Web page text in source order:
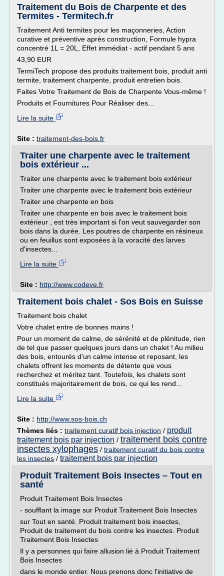
Traitement du Bois de Charpente et des
Termites - Termitech.fr
Traitement Anti termites pour les maçonneries, Action
curative et préventive après construction, Formule hypra
concentré 1L = 20L, Effet immédiat - actif pendant 5 ans
43,90 EUR
TermiTech propose des produits traitement bois, produit anti
termite, traitement charpente, produit entretien bois.
Faites Votre Traitement de Bois de Charpente Vous-même !
Produits et Fournitures Pour Réaliser des...
Lire la suite
Site : traitement-des-bois.fr
Traiter une charpente avec le traitement
bois extérieur ...
Traiter une charpente avec le traitement bois extérieur
Traiter une charpente avec le traitement bois extérieur
Traiter une charpente en bois
Traiter une charpente en bois avec le traitement bois
extérieur , est très important si l'on veut sauvegarder son
bois dans la durée. Les poutres de charpente en résineux
ou en feuillus sont exposées à la voracité des larves
d'insectes...
Lire la suite
Site : http://www.codeve.fr
Traitement bois chalet - Sos Bois en Suisse
Traitement bois chalet
Votre chalet entre de bonnes mains !
Pour un moment de calme, de sérénité et de plénitude, rien
de tel que passer quelques jours dans un chalet ! Au milieu
des bois, entourés d'un calme intense et reposant, les
chalets offrent les moments de détente que vous
recherchez et méritez tant. Toutefois, les chalets sont
constitués majoritairement de bois, ce qui les rend...
Lire la suite
Site : http://www.sos-bois.ch
Thèmes liés : traitement curatif bois injection / produit
traitement bois par injection / traitement bois contre
insectes xylophages / traitement curatif du bois contre
les insectes / traitement bois par injection
Produit Traitement Bois Insectes – Tout en
santé
Produit Traitement Bois Insectes
- soufflant la image sur Produit Traitement Bois Insectes
sur Tout en santé. Produit traitement bois insectes,
Produit de traitement du bois contre les insectes. Produit
Traitement Bois Insectes
Il y a personnes qui faire allusion lié à Produit Traitement
Bois Insectes
dans le monde entier. Nous prenons donc l'initiative de